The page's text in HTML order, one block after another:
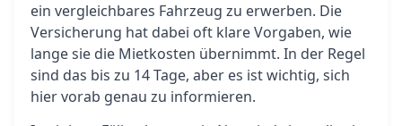
ein vergleichbares Fahrzeug zu erwerben. Die
Versicherung hat dabei oft klare Vorgaben, wie
lange sie die Mietkosten übernimmt. In der Regel
sind das bis zu 14 Tage, aber es ist wichtig, sich
hier vorab genau zu informieren.